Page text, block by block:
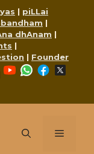
| piLLai
|
dhAnam |
|
| Founder
YouTubeWhatsApp
Facebook
Menu